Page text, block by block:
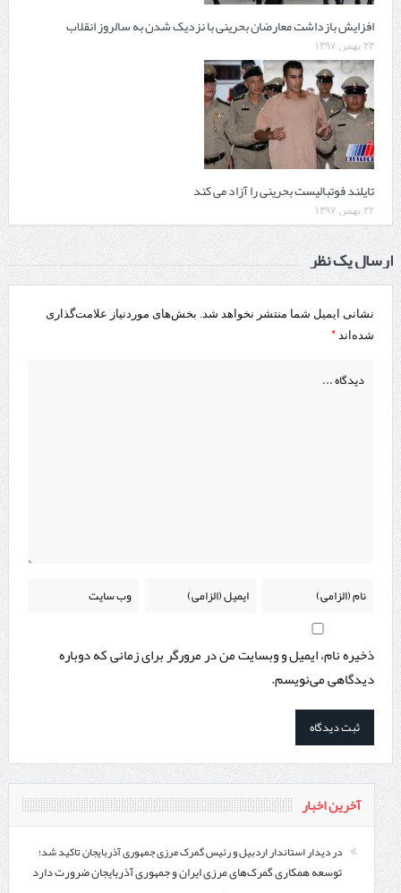
افزایش بازداشت معارضان بحرینی با نزدیک شدن به سالروز انقلاب
۲۳ بهمن ۱۳۹۷
تایلند فوتبالیست بحرینی را آزاد می کند
۲۲ بهمن ۱۳۹۷
ارسال یک نظر
نشانی ایمیل شما منتشر نخواهد شد. بخش‌های موردنیاز علامت‌گذاری
شده‌اند *
ذخیره نام، ایمیل و وبسایت من در مرورگر برای زمانی که دوباره
دیدگاهی می‌نویسم.
آخرین اخبار
در دیدار استاندار اردبیل و رئیس گمرک مرزی جمهوری آذربایجان تاکید شد؛
توسعه همکاری گمرک‌های مرزی ایران و جمهوری آذربایجان ضرورت دارد